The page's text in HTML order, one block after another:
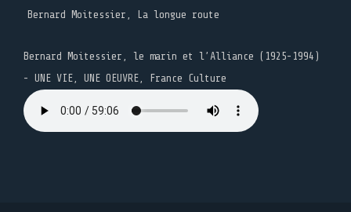
Bernard Moitessier, La longue route
Bernard Moitessier, le marin et l’Alliance (1925-1994)
- UNE VIE, UNE OEUVRE, France Culture